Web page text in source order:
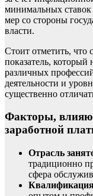
минимальных
мер со стороны
власти.
Стоит отметить, что
показатель, который
различных
деятельности и
существенно
Факторы,
заработной
Отрасль
традиционно
сфера